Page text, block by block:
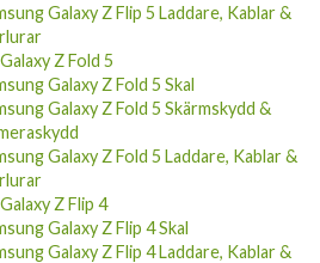
Galaxy Z Flip 5 Laddare, Kablar &
Z Fold 5
Galaxy Z Fold 5 Skal
Galaxy Z Fold 5 Skärmskydd &
Galaxy Z Fold 5 Laddare, Kablar &
Z Flip 4
Galaxy Z Flip 4 Skal
Galaxy Z Flip 4 Laddare, Kablar &